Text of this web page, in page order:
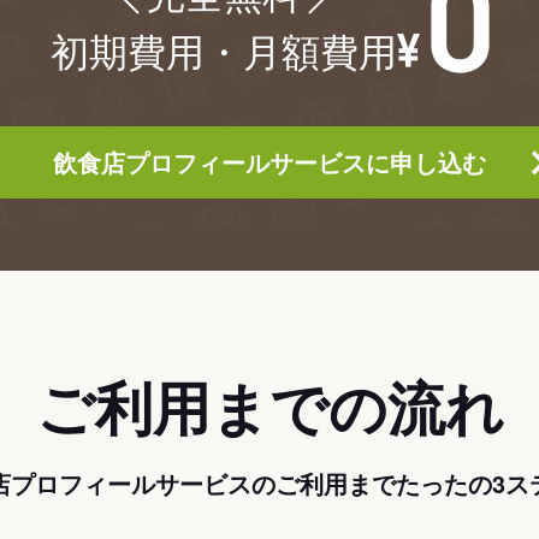
初期費用・月額費用
飲食店プロフィールサービスに申し込む
ご利用までの流れ
プロフィールサービスのご利用までたったの3ス